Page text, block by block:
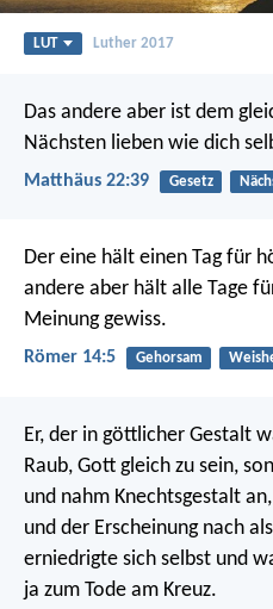
LUT Luther 2017
Das andere aber ist dem
Nächsten lieben wie dich
Matthäus 22:39 Gesetz
Der eine hält einen Tag für
andere aber hält alle Tage
Meinung gewiss.
Römer 14:5 Gehorsam
Er, der in göttlicher Gestalt
Raub, Gott gleich zu sein,
und nahm Knechtsgestalt
und der Erscheinung nach
erniedrigte sich selbst und
ja zum Tode am Kreuz.